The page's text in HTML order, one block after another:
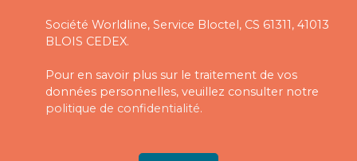
Société Worldline, Service Bloctel, CS 61311, 41013
BLOIS CEDEX.
Pour en savoir plus sur le traitement de vos
données personnelles, veuillez consulter notre
politique de confidentialité.